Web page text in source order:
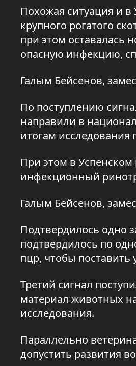
Похожая ситуация и
крупного рогатого
при этом оставалась
опасную инфекцию,
Галым Бейсенов,
По поступлению
направили в
итогам исследования
При этом в
инфекционный
Галым Бейсенов,
Подтвердилось одно
подтвердилось по
пцр, чтобы поставить
Третий сигнал
материал животных
исследования.
Параллельно
допустить развития